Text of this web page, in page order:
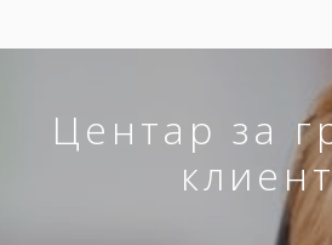
Центар за